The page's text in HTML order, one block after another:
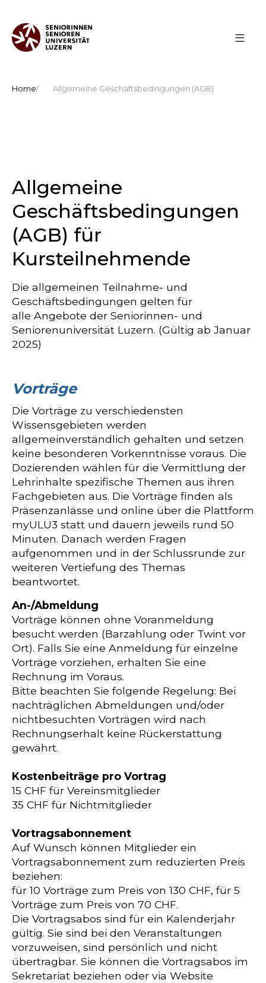
Home Allgemeine Geschäftsbedingungen (AGB)
Allgemeine
Geschäftsbedingungen
(AGB) für
Kursteilnehmende
Die allgemeinen Teilnahme- und
Geschäftsbedingungen gelten für
alle Angebote der Seniorinnen- und
Seniorenuniversität Luzern. (Gültig ab Januar
2025)
Vorträge
Die Vorträge zu verschiedensten
Wissensgebieten werden
allgemeinverständlich gehalten und setzen
keine besonderen Vorkenntnisse voraus. Die
Dozierenden wählen für die Vermittlung der
Lehrinhalte spezifische Themen aus ihren
Fachgebieten aus. Die Vorträge finden als
Präsenzanlässe und online über die Plattform
myULU3 statt und dauern jeweils rund 50
Minuten. Danach werden Fragen
aufgenommen und in der Schlussrunde zur
weiteren Vertiefung des Themas
beantwortet.
An-/Abmeldung
Vorträge können ohne Voranmeldung
besucht werden (Barzahlung oder Twint vor
Ort). Falls Sie eine Anmeldung für einzelne
Vorträge vorziehen, erhalten Sie eine
Rechnung im Voraus.
Bitte beachten Sie folgende Regelung: Bei
nachträglichen Abmeldungen und/oder
nichtbesuchten Vorträgen wird nach
Rechnungserhalt keine Rückerstattung
gewährt.
Kostenbeiträge pro Vortrag
15 CHF für Vereinsmitglieder
35 CHF für Nichtmitglieder
Vortragsabonnement
Auf Wunsch können Mitglieder ein
Vortragsabonnement zum reduzierten Preis
beziehen:
für 10 Vorträge zum Preis von 130 CHF, für 5
Vorträge zum Preis von 70 CHF.
Die Vortragsabos sind für ein Kalenderjahr
gültig. Sie sind bei den Veranstaltungen
vorzuweisen, sind persönlich und nicht
übertragbar. Sie können die Vortragsabos im
Sekretariat beziehen oder via Website